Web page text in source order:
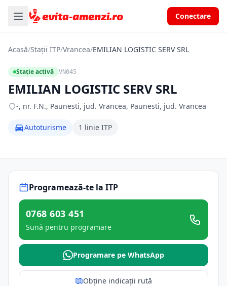
Conectare
Acasă/Stații ITP/Vrancea/EMILIAN LOGISTIC SERV SRL
Stație activă VN045
EMILIAN LOGISTIC SERV SRL
-, nr. F.N., Paunesti, jud. Vrancea, Paunesti, jud. Vrancea
Autoturisme 1 linie ITP
Programează-te la ITP
0768 603 451
Sună pentru programare
Programare pe WhatsApp
Obține indicații rută